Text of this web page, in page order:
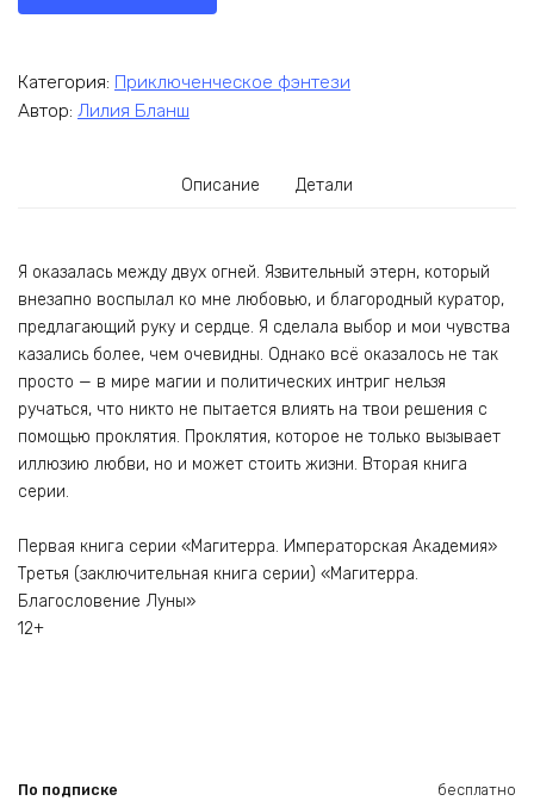
Категория: Приключенческое фэнтези
Автор: Лилия Бланш
Описание Детали
Я оказалась между двух огней. Язвительный этерн, который
внезапно воспылал ко мне любовью, и благородный куратор,
предлагающий руку и сердце. Я сделала выбор и мои чувства
казались более, чем очевидны. Однако всё оказалось не так
просто — в мире магии и политических интриг нельзя
ручаться, что никто не пытается влиять на твои решения с
помощью проклятия. Проклятия, которое не только вызывает
иллюзию любви, но и может стоить жизни. Вторая книга
серии.
Первая книга серии «Магитерра. Императорская Академия»
Третья (заключительная книга серии) «Магитерра.
Благословение Луны»
12+
По подписке бесплатно